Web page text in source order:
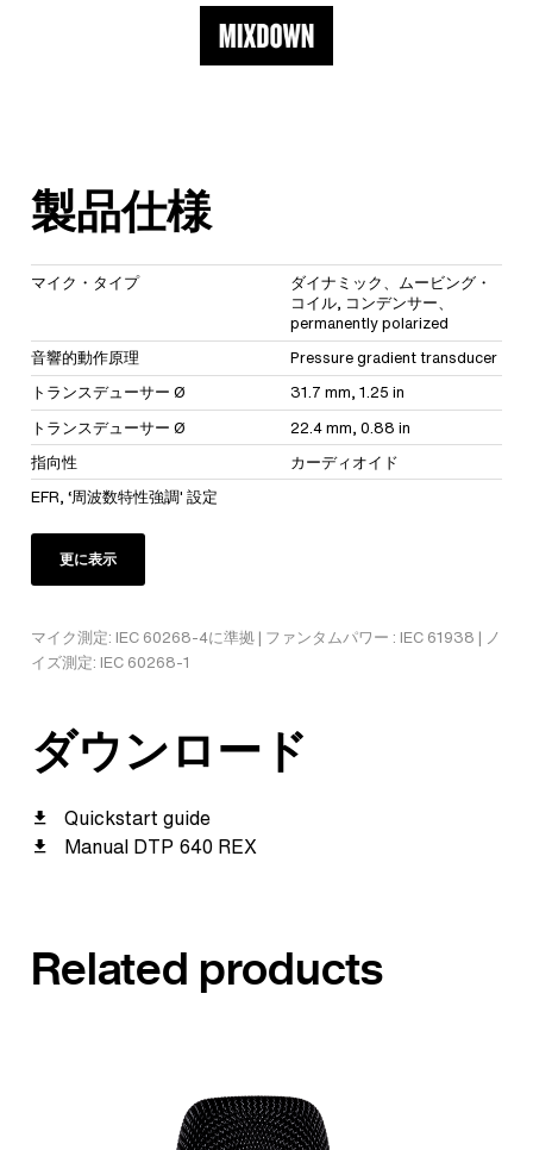
製品仕様
マイク・タイプ
ダイナミック、ムービング・
コイル, コンデンサー、
permanently polarized
音響的動作原理
Pressure gradient transducer
トランスデューサー Ø
31.7 mm, 1.25 in
トランスデューサー Ø
22.4 mm, 0.88 in
指向性
カーディオイド
EFR, ‘周波数特性強調' 設定
更に表示
マイク測定: IEC 60268-4に準拠 | ファンタムパワー : IEC 61938 | ノ
イズ測定: IEC 60268-1
ダウンロード
Quickstart guide
Manual DTP 640 REX
Related products